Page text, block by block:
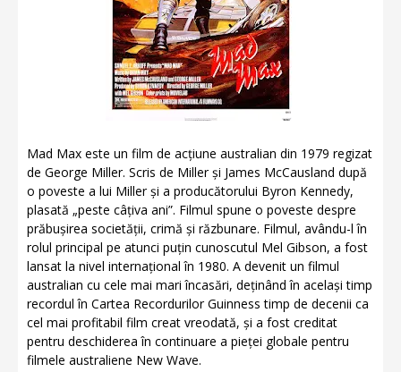
Mad Max este un film de acțiune australian din 1979 regizat
de George Miller. Scris de Miller și James McCausland după
o poveste a lui Miller și a producătorului Byron Kennedy,
plasată „peste câțiva ani”. Filmul spune o poveste despre
prăbușirea societății, crimă și răzbunare. Filmul, avându-l în
rolul principal pe atunci puțin cunoscutul Mel Gibson, a fost
lansat la nivel internațional în 1980. A devenit un filmul
australian cu cele mai mari încasări, deținând în același timp
recordul în Cartea Recordurilor Guinness timp de decenii ca
cel mai profitabil film creat vreodată, și a fost creditat
pentru deschiderea în continuare a pieței globale pentru
filmele australiene New Wave.